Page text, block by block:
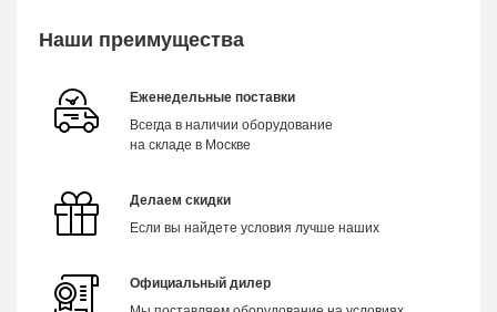
Наши преимущества
Еженедельные поставки
Всегда в наличии оборудование
на складе в Москве
Делаем скидки
Если вы найдете условия лучше наших
Официальный дилер